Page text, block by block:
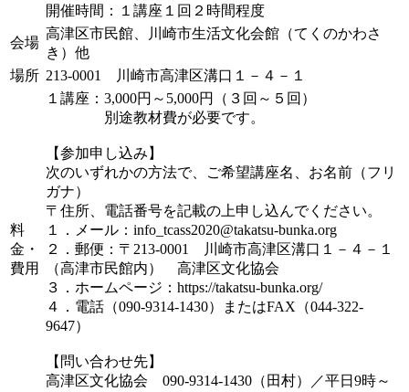
開催時間：１講座１回２時間程度
会場
高津区市民館、川崎市生活文化会館（てくのかわさ
き）他
場所 213-0001 川崎市高津区溝口１－４－１
料
金・
費用
１講座：3,000円～5,000円（３回～５回）
別途教材費が必要です。
【参加申し込み】
次のいずれかの方法で、ご希望講座名、お名前（フリ
ガナ）
〒住所、電話番号を記載の上申し込んでください。
１．メール：info_tcass2020@takatsu-bunka.org
２．郵便：〒213-0001 川崎市高津区溝口１－４－１
（高津市民館内） 高津区文化協会
３．ホームページ：https://takatsu-bunka.org/
４．電話（090-9314-1430）またはFAX（044-322-
9647）
【問い合わせ先】
高津区文化協会 090-9314-1430（田村）／平日9時～